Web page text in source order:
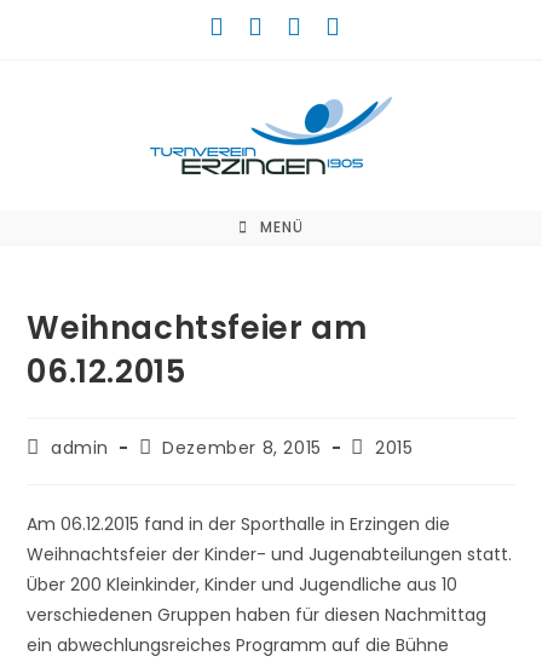
MENÜ
Weihnachtsfeier am
06.12.2015
Beitrags-
admin
Beitrag
Dezember 8, 2015
Beitrags-
2015
Am 06.12.2015 fand in der Sporthalle in Erzingen die
Weihnachtsfeier der Kinder- und Jugenabteilungen statt.
Über 200 Kleinkinder, Kinder und Jugendliche aus 10
verschiedenen Gruppen haben für diesen Nachmittag
ein abwechlungsreiches Programm auf die Bühne